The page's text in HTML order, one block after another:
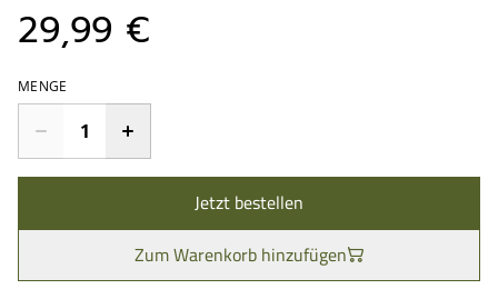
29,99 €
MENGE
Jetzt bestellen
Zum Warenkorb hinzufügen